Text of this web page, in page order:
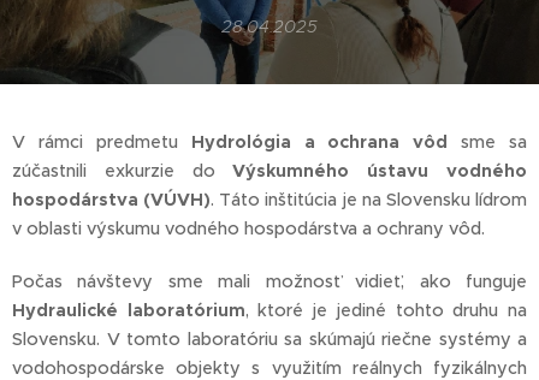
28.04.2025
V rámci predmetu Hydrológia a ochrana vôd sme sa
zúčastnili exkurzie doVýskumného ústavu vodného
hospodárstva (VÚVH). Táto inštitúcia je na Slovensku lídrom
v oblasti výskumu vodného hospodárstva a ochrany vôd.
Počas návštevy sme mali možnosť vidieť, ako funguje
Hydraulické laboratórium, ktoré je jediné tohto druhu na
Slovensku. V tomto laboratóriu sa skúmajú riečne systémy a
vodohospodárske objekty s využitím reálnych fyzikálnych